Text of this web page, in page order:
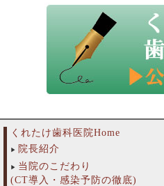
くれたけ歯科医院Home
院長紹介
当院のこだわり
(CT導入・感染予防の徹底)